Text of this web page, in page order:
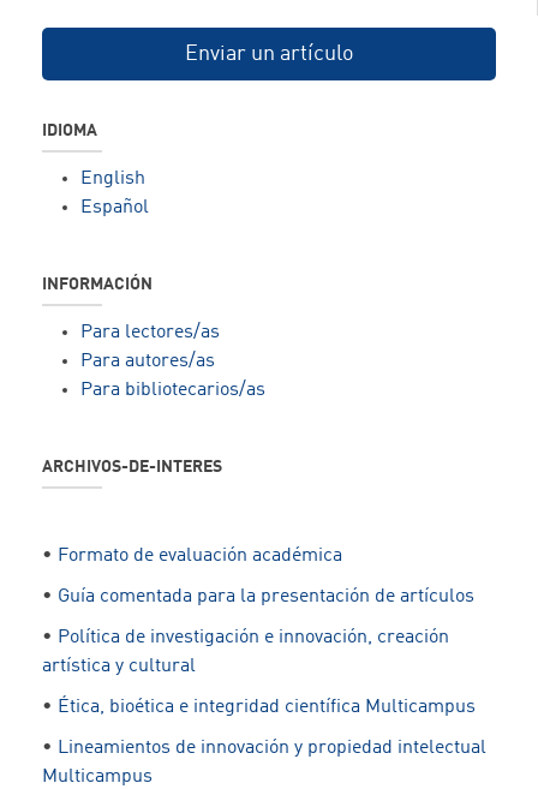
Enviar un artículo
IDIOMA
English
Español
INFORMACIÓN
Para lectores/as
Para autores/as
Para bibliotecarios/as
ARCHIVOS-DE-INTERES
• Formato de evaluación académica
• Guía comentada para la presentación de artículos
• Política de investigación e innovación, creación
artística y cultural
• Ética, bioética e integridad científica Multicampus
• Lineamientos de innovación y propiedad intelectual
Multicampus